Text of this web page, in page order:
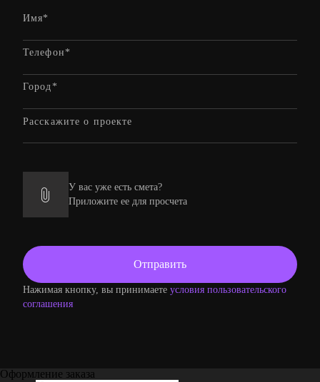
У вас уже есть смета?
Приложите ее для просчета
Нажимая кнопку, вы принимаете условия пользовательского
соглашения
Оформление заказа